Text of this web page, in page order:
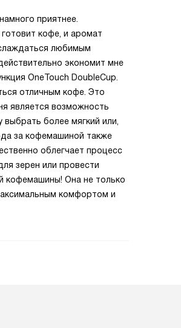
приятнее.
кофе, и аромат
любимым
экономит мне
OneTouch DoubleCup.
отличным кофе. Это
является возможность
более мягкий или,
за кофемашиной также
облегчает процесс
зерен или провести
кофемашины! Она не только
комфортом и